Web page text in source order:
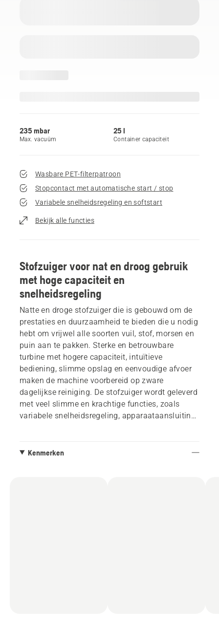
235 mbar
Max. vacuüm
25 l
Container capaciteit
Wasbare PET-filterpatroon
Stopcontact met automatische start / stop
Variabele snelheidsregeling en softstart
Bekijk alle functies
Stofzuiger voor nat en droog gebruik
met hoge capaciteit en
snelheidsregeling
Natte en droge stofzuiger die is gebouwd om de
prestaties en duurzaamheid te bieden die u nodig
hebt om vrijwel alle soorten vuil, stof, morsen en
puin aan te pakken. Sterke en betrouwbare
turbine met hogere capaciteit, intuïtieve
bediening, slimme opslag en eenvoudige afvoer
maken de machine voorbereid op zware
dagelijkse reiniging. De stofzuiger wordt geleverd
met veel slimme en krachtige functies, zoals
variabele snelheidsregeling, apparaataansluiting
niet meer dan 1% geëxtraheerd stof uit het filter
Kenmerken